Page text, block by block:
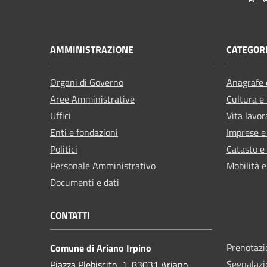
AMMINISTRAZIONE
Organi di Governo
Aree Amministrative
Uffici
Enti e fondazioni
Politici
Personale Amministrativo
Documenti e dati
Cultura
Vita
Imprese
Catasto
Mobilità
CONTATTI
Comune di Ariano Irpino